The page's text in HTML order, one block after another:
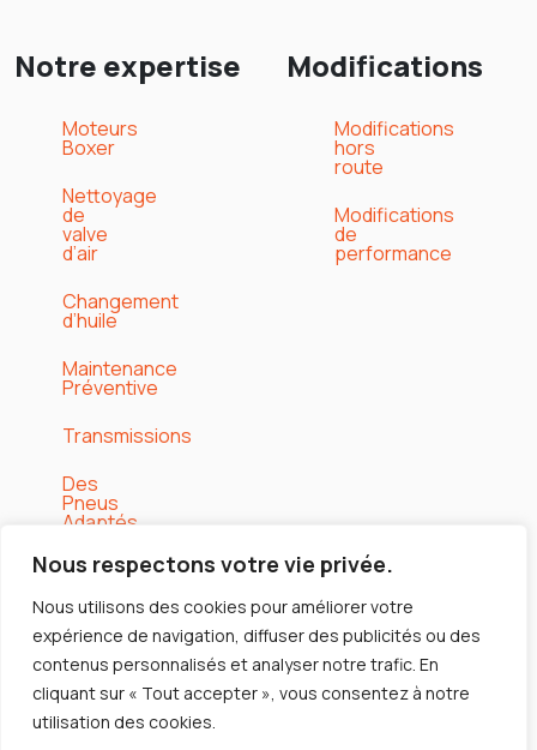
Nous respectons votre vie privée.
Nous utilisons des cookies pour améliorer votre
expérience de navigation, diffuser des publicités ou des
contenus personnalisés et analyser notre trafic. En
cliquant sur « Tout accepter », vous consentez à notre
utilisation des cookies.
Notre expertise
Moteurs
Boxer
Nettoyage
de
valve
d’air
Changement
d’huile
Maintenance
Préventive
Transmissions
Des
Pneus
Adaptés
Saisons
Modifications
Modifications
hors
route
Modifications
de
performance
450.473.8333